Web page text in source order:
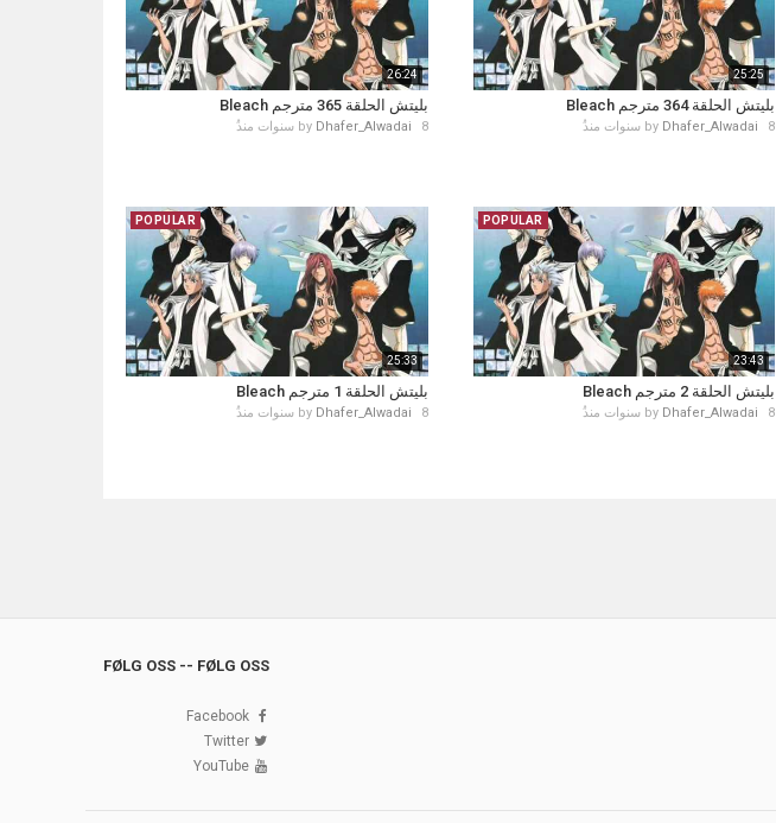
25:25
بليتش الحلقة 364 مترجم Bleach
by Dhafer_Alwadai 8 سنوات منذُ
26:24
بليتش الحلقة 365 مترجم Bleach
by Dhafer_Alwadai 8 سنوات منذُ
23:43
POPULAR
بليتش الحلقة 2 مترجم Bleach
by Dhafer_Alwadai 8 سنوات منذُ
25:33
POPULAR
بليتش الحلقة 1 مترجم Bleach
by Dhafer_Alwadai 8 سنوات منذُ
FØLG OSS -- FØLG OSS
Facebook
Twitter
YouTube